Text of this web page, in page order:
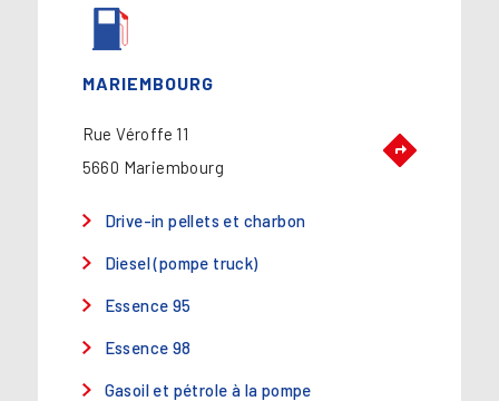
MARIEMBOURG
Rue Véroffe 11
5660 Mariembourg
Drive-in pellets et charbon
Diesel (pompe truck)
Essence 95
Essence 98
Gasoil et pétrole à la pompe